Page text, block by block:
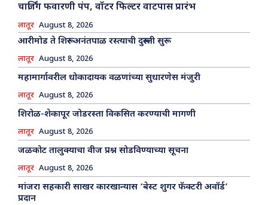
चार्जिंग फवारणी पंप, वॉटर फिल्टर वाटपास प्रारंभ
लातूर August 8, 2026
आरीमोड ते शिरूर अनंतपाळ रस्त्याची दुरूस्ती सुरू
लातूर August 8, 2026
महामार्गावरील धोकादायक वळणांच्या सुधारणेस मंजुरी
लातूर August 8, 2026
शिरोळ-शेकापूर जोडरस्ता विकसित करण्याची मागणी
लातूर August 8, 2026
जळकोट तालुक्याचा वीज प्रश्न सोडविण्याच्या सूचना
लातूर August 8, 2026
मांजरा सहकारी साखर कारखान्यास ‘बेस्ट शुगर फॅक्टरी अवॉर्ड’
प्रदान